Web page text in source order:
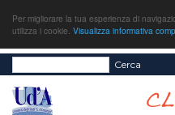
Per migliorare la tua esperienza di
utilizza i cookie. Visualizza informativa
Cerca